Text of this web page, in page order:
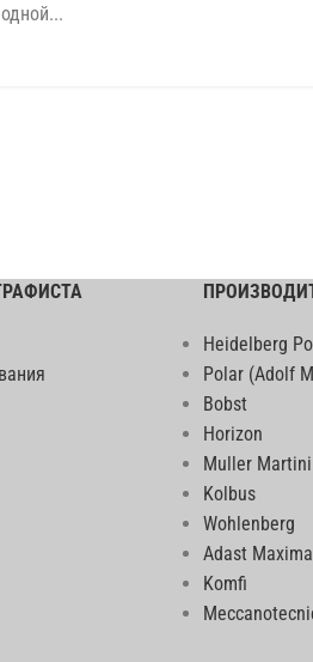
Heidelberg
Polar (Adolf
Bobst
Horizon
Muller Martini
Kolbus
Wohlenberg
Adast Maxima
Komfi